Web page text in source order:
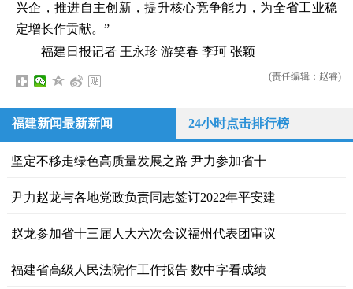
兴企，推进自主创新，提升核心竞争能力，为全省工业稳
定增长作贡献。”
福建日报记者 王永珍 游笑春 李珂 张颖
(责任编辑：赵睿)
福建新闻最新新闻 24小时点击排行榜
坚定不移走绿色高质量发展之路 尹力参加省十
尹力赵龙与各地党政负责同志签订2022年平安建
赵龙参加省十三届人大六次会议福州代表团审议
福建省高级人民法院作工作报告 数中字看成绩